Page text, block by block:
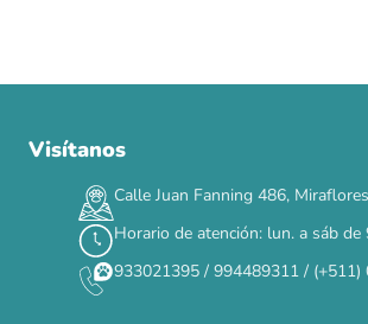
CAT WEEK · 4 AL 8 DE
Visítanos
Calle Juan Fanning 486,
Horario de atención: lun. a sáb de
933021395 / 994489311 /